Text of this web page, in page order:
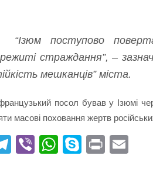
“Ізюм поступово
страждання”, –
мешканців” міста.
посол бував у Ізюмі
масові поховання жертв
Te Vi
W
S
Pr